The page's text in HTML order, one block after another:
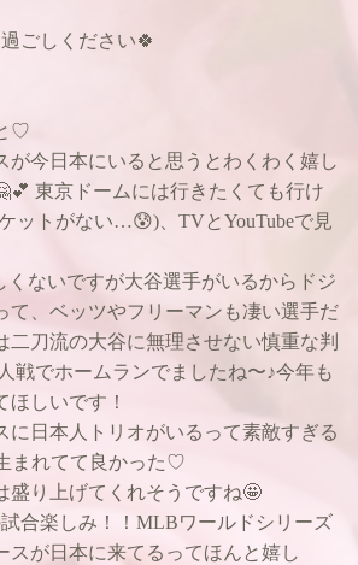
ごしください🍀
♡
が今日本にいると思うとわくわく嬉し
東京ドームには行きたくても行け
ットがない…😰)、TVとYouTubeで見
くないですが大谷選手がいるからドジ
て、ベッツやフリーマンも凄い選手だ
二刀流の大谷に無理させない慎重な判
戦でホームランでましたね〜♪今年も
ほしいです！
に日本人トリオがいるって素敵すぎる
まれてて良かった♡
盛り上げてくれそうですね🤩
合楽しみ！！MLBワールドシリーズ
スが日本に来てるってほんと嬉し